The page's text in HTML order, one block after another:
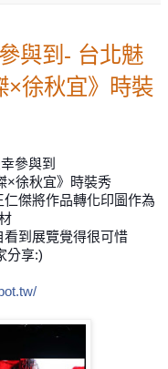
與到- 台北魅
×徐秋宜》時裝
參與到
×徐秋宜》時裝秀
傑將作品轉化印圖作為
到展覽覺得很可惜
分享:)